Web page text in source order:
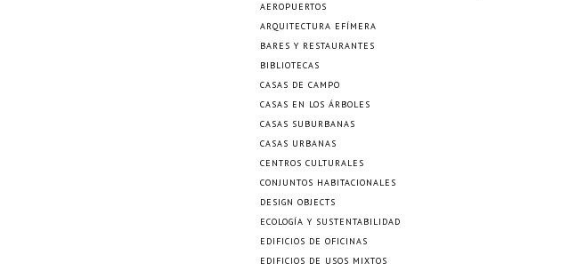
AEROPUERTOS
ARQUITECTURA EFÍMERA
BARES Y RESTAURANTES
BIBLIOTECAS
CASAS DE CAMPO
CASAS EN LOS ÁRBOLES
CASAS SUBURBANAS
CASAS URBANAS
CENTROS CULTURALES
CONJUNTOS HABITACIONALES
DESIGN OBJECTS
ECOLOGÍA Y SUSTENTABILIDAD
EDIFICIOS DE OFICINAS
EDIFICIOS DE USOS MIXTOS